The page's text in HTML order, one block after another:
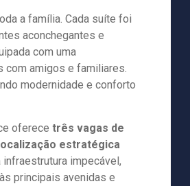
a família. Cada suíte foi
aconchegantes e
com uma
com amigos e familiares.
modernidade e conforto
oferece três vagas de
estratégica
impecável,
principais avenidas e